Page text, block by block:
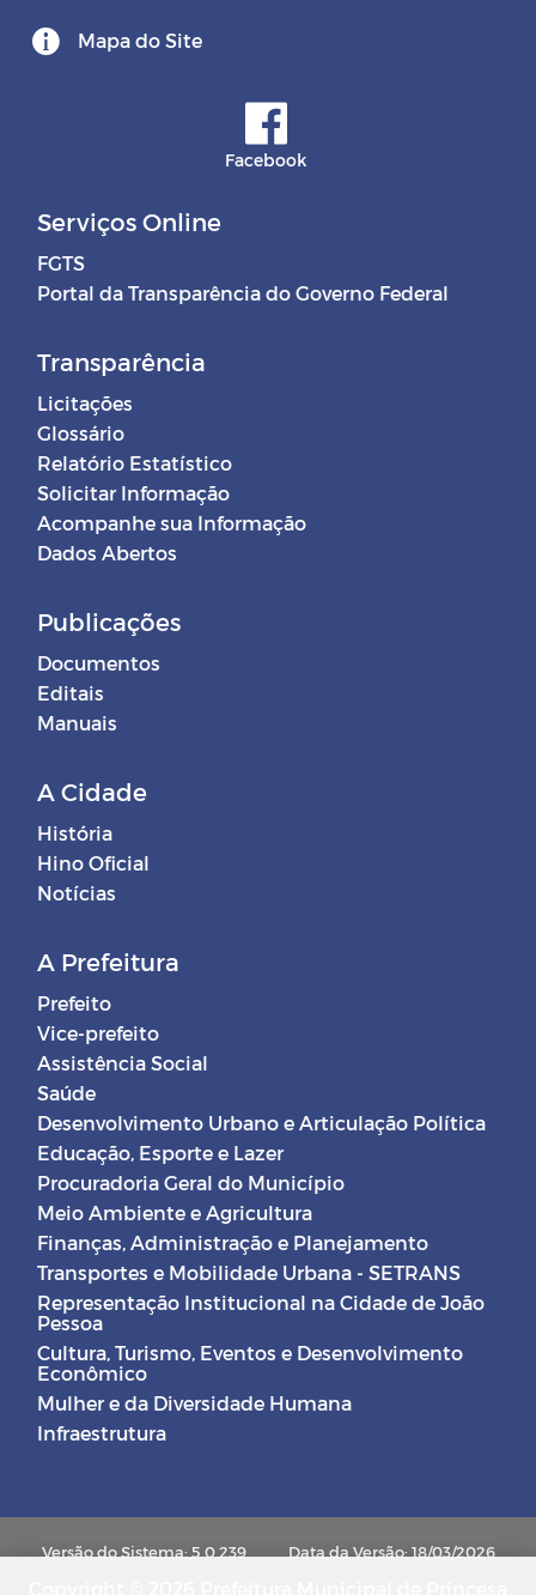
Mapa do Site
Facebook
Serviços Online
FGTS
Portal da Transparência do Governo Federal
Transparência
Licitações
Glossário
Relatório Estatístico
Solicitar Informação
Acompanhe sua Informação
Dados Abertos
Publicações
Documentos
Editais
Manuais
A Cidade
História
Hino Oficial
Notícias
A Prefeitura
Prefeito
Vice-prefeito
Assistência Social
Saúde
Desenvolvimento Urbano e Articulação Política
Educação, Esporte e Lazer
Procuradoria Geral do Município
Meio Ambiente e Agricultura
Finanças, Administração e Planejamento
Transportes e Mobilidade Urbana - SETRANS
Representação Institucional na Cidade de João
Pessoa
Cultura, Turismo, Eventos e Desenvolvimento
Econômico
Mulher e da Diversidade Humana
Infraestrutura
Versão do Sistema: 5.0.239 Data da Versão: 18/03/2026